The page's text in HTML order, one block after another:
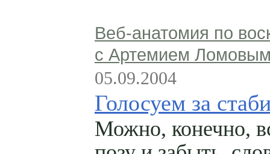
Веб-анатомия по
с Артемием
05.09.2004
Голосуем за
Можно, конечно,